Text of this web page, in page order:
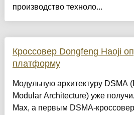
производство техноло...
Кроссовер Dongfeng Haoji
платформу
Модульную архитектуру DSMA
Modular Architecture) уже
Max, а первым DSMA-